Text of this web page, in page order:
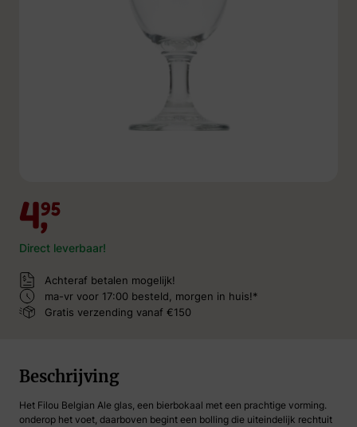
4,95
Direct leverbaar!
Achteraf betalen mogelijk!
ma-vr voor 17:00 besteld, morgen in huis!*
Gratis verzending vanaf €150
Beschrijving
Het Filou Belgian Ale glas, een bierbokaal met een prachtige vorming.
onderop het voet, daarboven begint een bolling die uiteindelijk rechtuit